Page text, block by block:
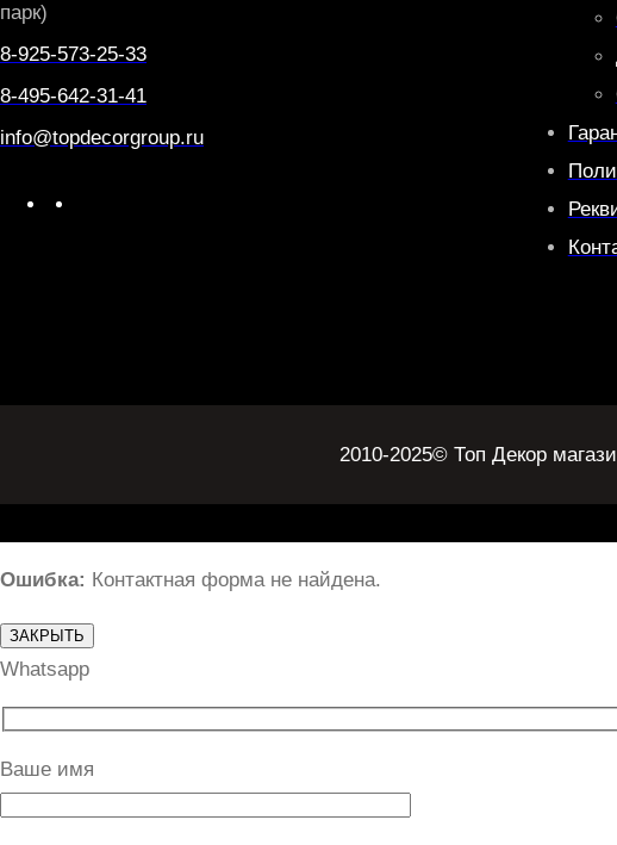
парк)
8-925-573-25-33
8-495-642-31-41
info@topdecorgroup.ru
p
a
2010-2025© Топ Декор
Ошибка: Контактная форма не найдена.
ЗАКРЫТЬ
Whatsapp
Ваше имя